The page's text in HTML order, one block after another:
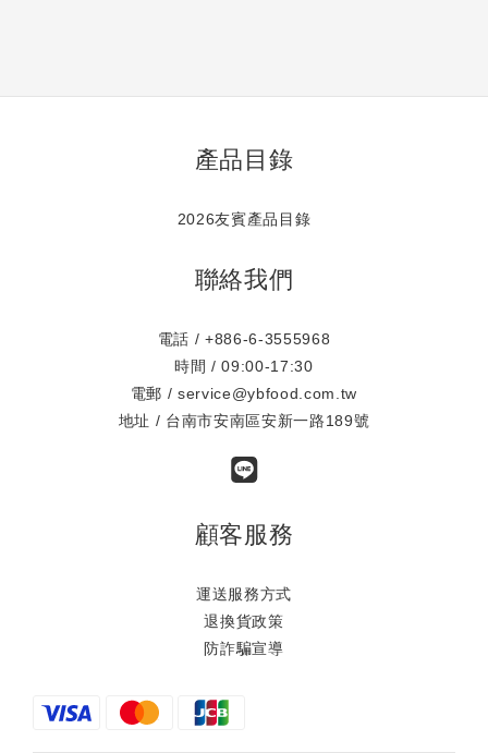
產品目錄
2026友賓產品目錄
聯絡我們
電話 / +886-6-3555968
時間 / 09:00-17:30
電郵 / service@ybfood.com.tw
地址 / 台南市安南區安新一路189號
顧客服務
運送服務方式
退換貨政策
防詐騙宣導